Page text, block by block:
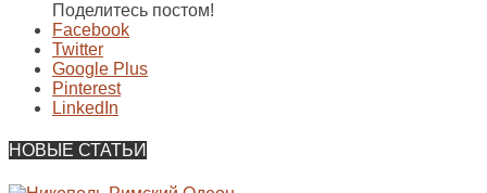
Поделитесь постом!
Facebook
Twitter
Google Plus
Pinterest
LinkedIn
НОВЫЕ СТАТЬИ